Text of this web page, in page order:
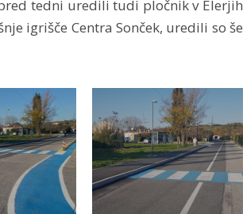
tedni uredili tudi pločnik v Elerjih
igrišče Centra Sonček, uredili so še